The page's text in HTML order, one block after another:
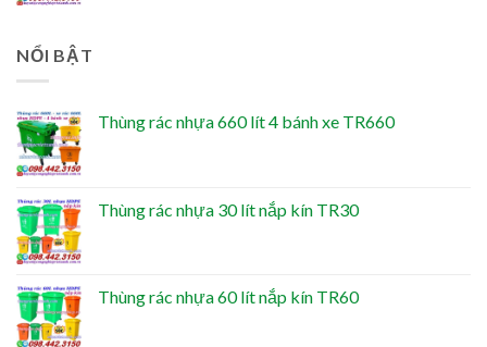
NỔI BẬT
Thùng rác nhựa 660 lít 4 bánh xe TR660
Thùng rác nhựa 30 lít nắp kín TR30
Thùng rác nhựa 60 lít nắp kín TR60